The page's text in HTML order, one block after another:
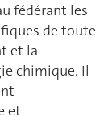
fédérant les
de toute
et la
chimique. Il